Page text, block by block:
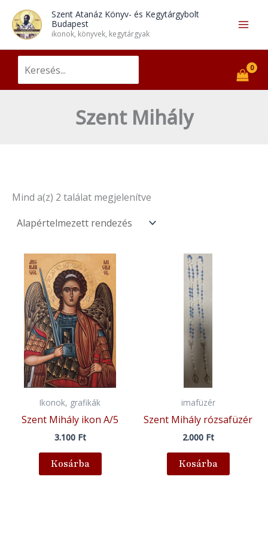
content
Szent Atanáz Könyv- és Kegytárgybolt
Budapest
ikonok, könyvek, kegytárgyak
for:
Szent Mihály
Mind a(z) 2 találat megjelenítve
Ikonok, grafikák
Szent Mihály ikon A/5
3.100 Ft
Kosárba
imafüzér
Szent Mihály rózsafüzér
2.000 Ft
Kosárba